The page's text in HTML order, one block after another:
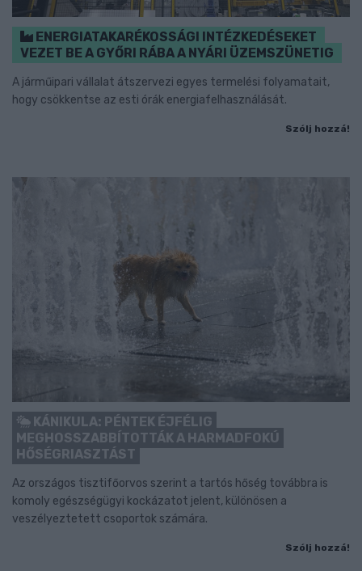
ENERGIATAKARÉKOSSÁGI INTÉZKEDÉSEKET
VEZET BE A GYŐRI RÁBA A NYÁRI ÜZEMSZÜNETIG
A járműipari vállalat átszervezi egyes termelési folyamatait,
hogy csökkentse az esti órák energiafelhasználását.
Szólj hozzá!
KÁNIKULA: PÉNTEK ÉJFÉLIG
MEGHOSSZABBÍTOTTÁK A HARMADFOKÚ
HŐSÉGRIASZTÁST
Az országos tisztifőorvos szerint a tartós hőség továbbra is
komoly egészségügyi kockázatot jelent, különösen a
veszélyeztetett csoportok számára.
Szólj hozzá!